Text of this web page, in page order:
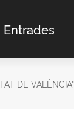
Entrades
DE VALÈNCIA"